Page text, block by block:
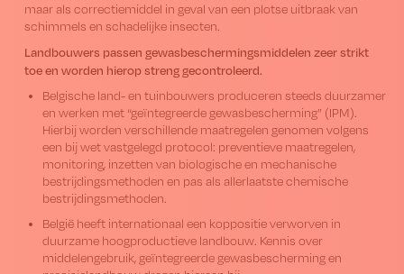
maar als correctiemiddel in geval van een plotse uitbraak van
schimmels en schadelijke insecten.
Landbouwers passen gewasbeschermingsmiddelen zeer strikt
toe en worden hierop streng gecontroleerd.
Belgische land- en tuinbouwers produceren steeds duurzamer
en werken met “geïntegreerde gewasbescherming” (IPM).
Hierbij worden verschillende maatregelen genomen volgens
een bij wet vastgelegd protocol: preventieve maatregelen,
monitoring, inzetten van biologische en mechanische
bestrijdingsmethoden en pas als allerlaatste chemische
bestrijdingsmethoden.
België heeft internationaal een koppositie verworven in
duurzame hoogproductieve landbouw. Kennis over
middelengebruik, geïntegreerde gewasbescherming en